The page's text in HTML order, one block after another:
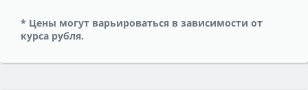
* Цены могут варьироваться в зависимости от
курса рубля.